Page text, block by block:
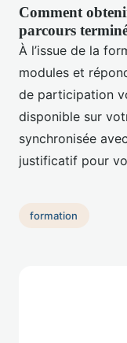
Comment
parcours
À l’issue de la
modules et
de participation
disponible sur
synchronisée
justificatif pour
formation